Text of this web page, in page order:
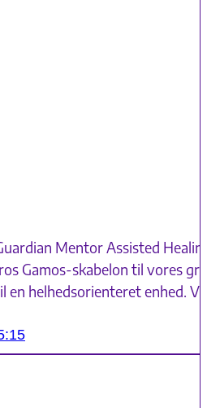
Mentor Assisted
Gamos-skabelon til vores
en helhedsorienteret enhed.